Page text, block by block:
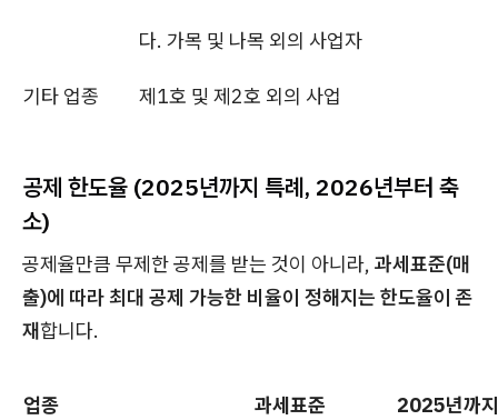
다. 가목 및 나목 외의 사업자
기타 업종 제1호 및 제2호 외의 사업
공제 한도율 (2025년까지 특례, 2026년부터 축
소)
공제율만큼 무제한 공제를 받는 것이 아니라, 과세표준(매
출)에 따라 최대 공제 가능한 비율이 정해지는 한도율이 존
재합니다.
업종 과세표준 2025년까지